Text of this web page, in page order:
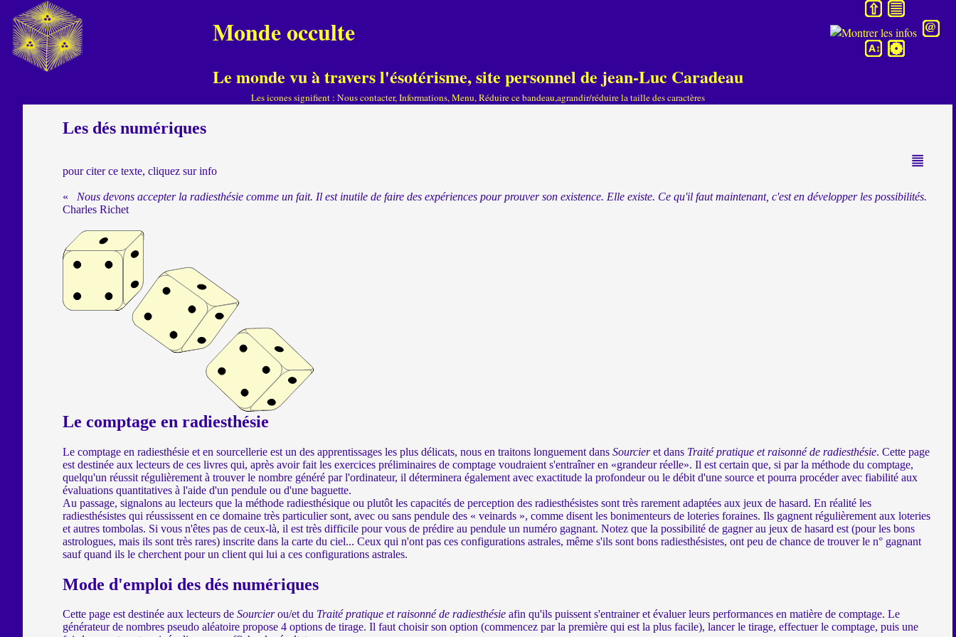
" rel="stylesheet" type="text/css">
Monde occulte
Le monde vu à travers l'ésotérisme, site personnel de jean-Luc Caradeau
Les icones signifient : Nous contacter, Informations, Menu, Réduire ce bandeau,agrandir/réduire la taille des caractères
Les dés numériques
pour citer ce texte, cliquez sur info
«
Nous devons accepter la radiesthésie comme un fait. Il est inutile de faire des expériences pour prouver son existence. Elle existe. Ce qu'il faut maintenant, c'est en développer les possibilités.
Charles Richet
Le comptage en radiesthésie
Le comptage en radiesthésie et en sourcellerie est un des apprentissages les plus délicats, nous en traitons longuement dans Sourcieret dans Traité pratique et raisonné de radiesthésie. Cette page
est destinée aux lecteurs de ces livres qui, après avoir fait les exercices préliminaires de comptage voudraient s'entraîner en «grandeur réelle». Il est certain que, si par la méthode du comptage,
quelqu'un réussit régulièrement à trouver le nombre généré par l'ordinateur, il déterminera également avec exactitude la profondeur ou le débit d'une source et pourra procéder avec fiabilité aux
évaluations quantitatives à l'aide d'un pendule ou d'une baguette.
Au passage, signalons au lecteurs que la méthode radiesthésique ou plutôt les capacités de perception des radiesthésistes sont très rarement adaptées aux jeux de hasard. En réalité les
radiesthésistes qui réussissent en ce domaine très particulier sont, avec ou sans pendule des « veinards », comme disent les bonimenteurs de loteries foraines. Ils gagnent régulièrement aux loteries
et autres tombolas. Si vous n'êtes pas de ceux-là, il est très difficile pour vous de prédire au pendule un numéro gagnant. Notez que la possibilité de gagner au jeux de hasard est (pour les bons
astrologues, mais ils sont très rares) inscrite dans la carte du ciel... Ceux qui n'ont pas ces configurations astrales, même s'ils sont bons radiesthésistes, ont peu de chance de trouver le n° gagnant
sauf quand ils le cherchent pour un client qui lui a ces configurations astrales.
Mode d'emploi des dés numériques
Cette page est destinée aux lecteurs de Sourcierou/et du Traité pratique et raisonné de radiesthésie afin qu'ils puissent s'entrainer et évaluer leurs performances en matière de comptage. Le
générateur de nombres pseudo aléatoire propose 4 options de tirage. Il faut choisir son option (commencez par la première qui est la plus facile), lancer le tirage, effectuer le comptage, puis une